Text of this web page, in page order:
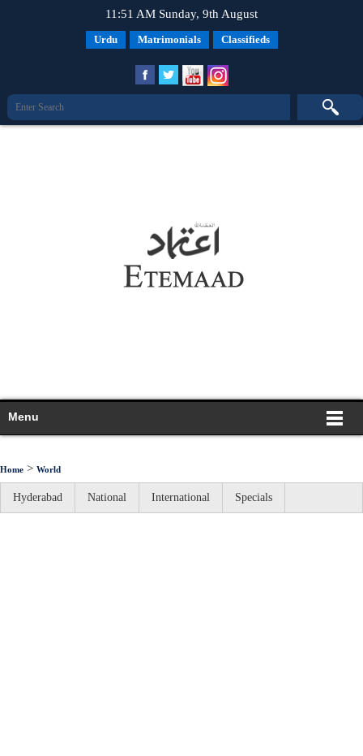
11:51 AM Sunday, 9th August
Urdu Matrimonials Classifieds
Menu
Home > World
Hyderabad National International Specials